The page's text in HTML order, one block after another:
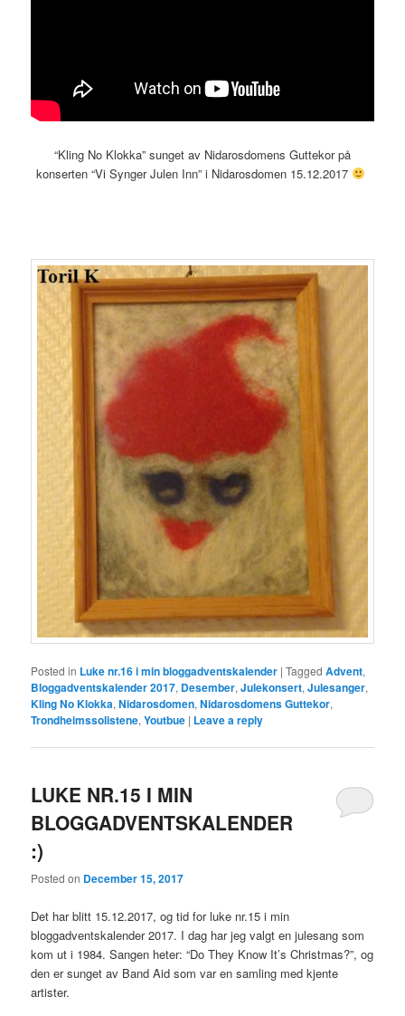
“Kling No Klokka” sunget av Nidarosdomens Guttekor på
konserten “Vi Synger Julen Inn” i Nidarosdomen 15.12.2017
Posted in Luke nr.16 i min bloggadventskalender |Tagged Advent,
Bloggadventskalender 2017, Desember,Julekonsert,Julesanger,
Kling No Klokka,Nidarosdomen,Nidarosdomens Guttekor,
Trondheimssolistene,Youtbue | Leave a reply
LUKE NR.15 I MIN
BLOGGADVENTSKALENDER
:)
Posted on December 15, 2017
Det har blitt 15.12.2017, og tid for luke nr.15 i min
bloggadventskalender 2017. I dag har jeg valgt en julesang som
kom ut i 1984. Sangen heter: “Do They Know It’s Christmas?”, og
den er sunget av Band Aid som var en samling med kjente
artister.